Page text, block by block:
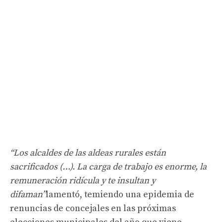
“Los alcaldes de las aldeas rurales están
sacrificados (…). La carga de trabajo es enorme, la
remuneración ridícula y te insultan y
difaman”lamentó, temiendo una epidemia de
renuncias de concejales en las próximas